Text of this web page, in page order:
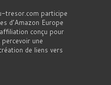
tresor.com participe
d’Amazon Europe
conçu pour
une
de liens vers